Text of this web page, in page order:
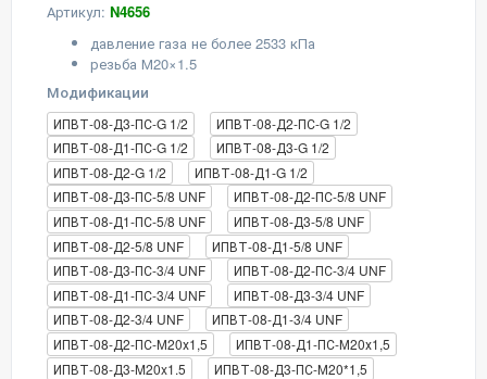
Артикул: N4656
давление газа не более 2533 кПа
резьба М20×1.5
Модификации
ИПВТ-08-Д3-ПС-G 1/2
ИПВТ-08-Д2-ПС-G 1/2
ИПВТ-08-Д1-ПС-G 1/2
ИПВТ-08-Д3-G 1/2
ИПВТ-08-Д2-G 1/2
ИПВТ-08-Д1-G 1/2
ИПВТ-08-Д3-ПС-5/8 UNF
ИПВТ-08-Д2-ПС-5/8 UNF
ИПВТ-08-Д1-ПС-5/8 UNF
ИПВТ-08-Д3-5/8 UNF
ИПВТ-08-Д2-5/8 UNF
ИПВТ-08-Д1-5/8 UNF
ИПВТ-08-Д3-ПС-3/4 UNF
ИПВТ-08-Д2-ПС-3/4 UNF
ИПВТ-08-Д1-ПС-3/4 UNF
ИПВТ-08-Д3-3/4 UNF
ИПВТ-08-Д2-3/4 UNF
ИПВТ-08-Д1-3/4 UNF
ИПВТ-08-Д2-ПС-М20х1,5
ИПВТ-08-Д1-ПС-М20х1,5
ИПВТ-08-Д3-M20x1.5
ИПВТ-08-Д3-ПС-М20*1,5